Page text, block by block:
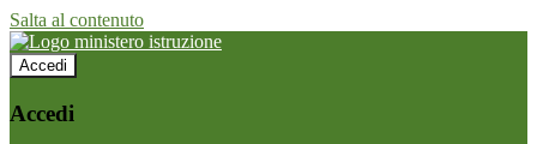
Salta al contenuto
Accedi
Accedi